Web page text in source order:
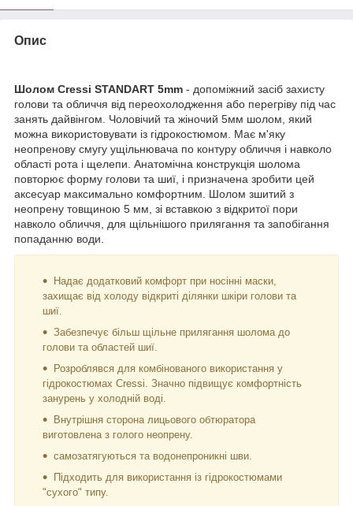
Опис
Шолом Cressi STANDART 5mm - допоміжний засіб захисту
голови та обличчя від переохолодження або перегріву під час
занять дайвінгом. Чоловічий та жіночий 5мм шолом, який
можна використовувати із гідрокостюмом. Має м'яку
неопренову смугу ущільнювача по контуру обличчя і навколо
області рота і щелепи. Анатомічна конструкція шолома
повторює форму голови та шиї, і призначена зробити цей
аксесуар максимально комфортним. Шолом зшитий з
неопрену товщиною 5 мм, зі вставкою з відкритої пори
навколо обличчя, для щільнішого прилягання та запобігання
попаданню води.
Надає додатковий комфорт при носінні маски,
захищає від холоду відкриті ділянки шкіри голови та
шиї.
Забезпечує більш щільне прилягання шолома до
голови та областей шиї.
Розроблявся для комбінованого використання у
гідрокостюмах Cressi. Значно підвищує комфортність
занурень у холодній воді.
Внутрішня сторона лицьового обтюратора
виготовлена ​​з голого неопрену.
самозатягуються та водонепроникні шви.
Підходить для використання із гідрокостюмами
"сухого" типу.